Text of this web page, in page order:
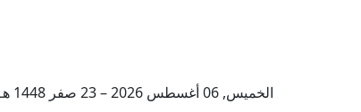
الخميس, 06 أغسطس 2026 – 23 صفر 1448 هـ